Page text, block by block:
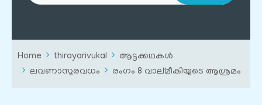
Home thirayarivukal
ആട്ടക്കഥകൾ
ലവണാസുരവധം
രംഗം 8 വാല്മീകിയുടെ ആശ്രമം